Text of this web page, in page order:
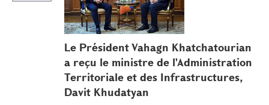
Le Président Vahagn Khatchatourian
a reçu le ministre de l'Administration
Territoriale et des Infrastructures,
Davit Khudatyan